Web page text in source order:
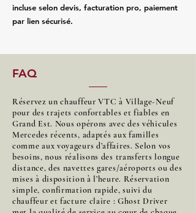
incluse selon devis, facturation pro, paiement
par lien sécurisé.
FAQ
Réservez un chauffeur VTC à Village-Neuf
pour des trajets confortables et fiables en
Grand Est. Nous opérons avec des véhicules
Mercedes récents, adaptés aux familles
comme aux voyageurs d’affaires. Selon vos
besoins, nous réalisons des transferts longue
distance, des navettes gares/aéroports ou des
mises à disposition à l’heure. Réservation
simple, confirmation rapide, suivi du
chauffeur et facture claire : Ghost Driver